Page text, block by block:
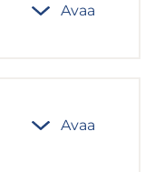
Avaa
Avaa